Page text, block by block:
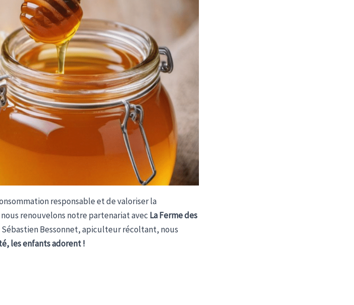
responsable et de valoriser la
renouvelons notre partenariat avec La Ferme des
Sébastien Bessonnet, apiculteur récoltant, nous
les enfants adorent !